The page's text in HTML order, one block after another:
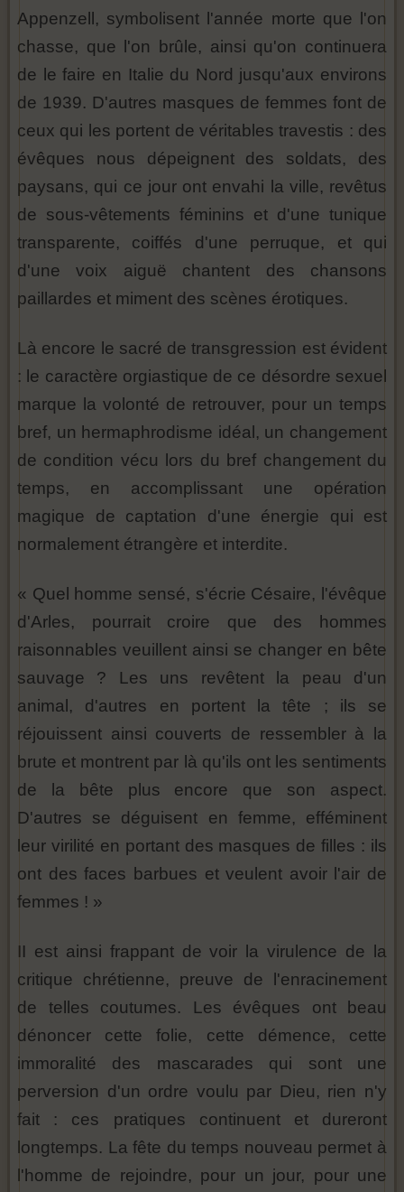
Appenzell, symbolisent l'année morte que l'on
chasse, que l'on brûle, ainsi qu'on continuera
de le faire en Italie du Nord jusqu'aux environs
de 1939. D'autres masques de femmes font de
ceux qui les portent de véritables travestis : des
évêques nous dépeignent des soldats, des
paysans, qui ce jour ont envahi la ville, revêtus
de sous-vêtements féminins et d'une tunique
transparente, coiffés d'une perruque, et qui
d'une voix aiguë chantent des chansons
paillardes et miment des scènes érotiques.
Là encore le sacré de transgression est évident
: le caractère orgiastique de ce désordre sexuel
marque la volonté de retrouver, pour un temps
bref, un hermaphrodisme idéal, un changement
de condition vécu lors du bref changement du
temps, en accomplissant une opération
magique de captation d'une énergie qui est
normalement étrangère et interdite.
« Quel homme sensé, s'écrie Césaire, l'évêque
d'Arles, pourrait croire que des hommes
raisonnables veuillent ainsi se changer en bête
sauvage ? Les uns revêtent la peau d'un
animal, d'autres en portent la tête ; ils se
réjouissent ainsi couverts de ressembler à la
brute et montrent par là qu'ils ont les sentiments
de la bête plus encore que son aspect.
D'autres se déguisent en femme, efféminent
leur virilité en portant des masques de filles : ils
ont des faces barbues et veulent avoir l'air de
femmes ! »
II est ainsi frappant de voir la virulence de la
critique chrétienne, preuve de l'enracinement
de telles coutumes. Les évêques ont beau
dénoncer cette folie, cette démence, cette
immoralité des mascarades qui sont une
perversion d'un ordre voulu par Dieu, rien n'y
fait : ces pratiques continuent et dureront
longtemps. La fête du temps nouveau permet à
l'homme de rejoindre, pour un jour, pour une